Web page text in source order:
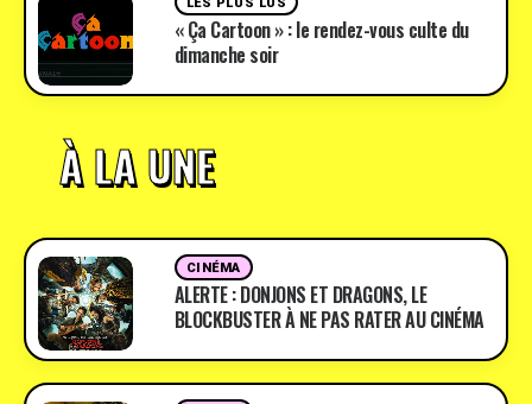
« Ça Cartoon » : le rendez-vous culte du
dimanche soir
À LA UNE
CINÉMA
ALERTE : DONJONS ET DRAGONS, LE
BLOCKBUSTER À NE PAS RATER AU CINÉMA